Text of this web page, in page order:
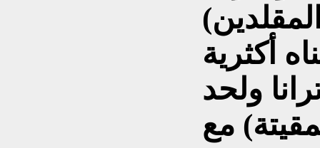
أكثرية
ولحد
مع